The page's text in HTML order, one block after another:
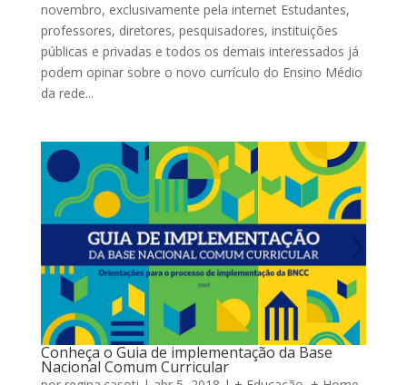
novembro, exclusivamente pela internet Estudantes,
professores, diretores, pesquisadores, instituições
públicas e privadas e todos os demais interessados já
podem opinar sobre o novo currículo do Ensino Médio
da rede...
Conheça o Guia de implementação da Base
Nacional Comum Curricular